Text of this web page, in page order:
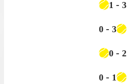
1 - 3
0 - 3
0 - 2
0- 1